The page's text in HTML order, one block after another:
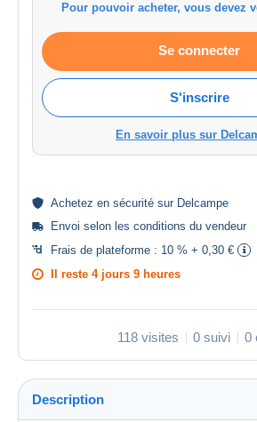
Pour pouvoir acheter, vous devez
Se connecter
S'inscrire
En savoir plus sur
Achetez en sécurité sur Delcampe
Envoi selon les conditions du vendeur
Frais de plateforme : 10 % + 0,30 €
Il reste 4 jours 9 heures
118 visites 0 suivi 0
Description